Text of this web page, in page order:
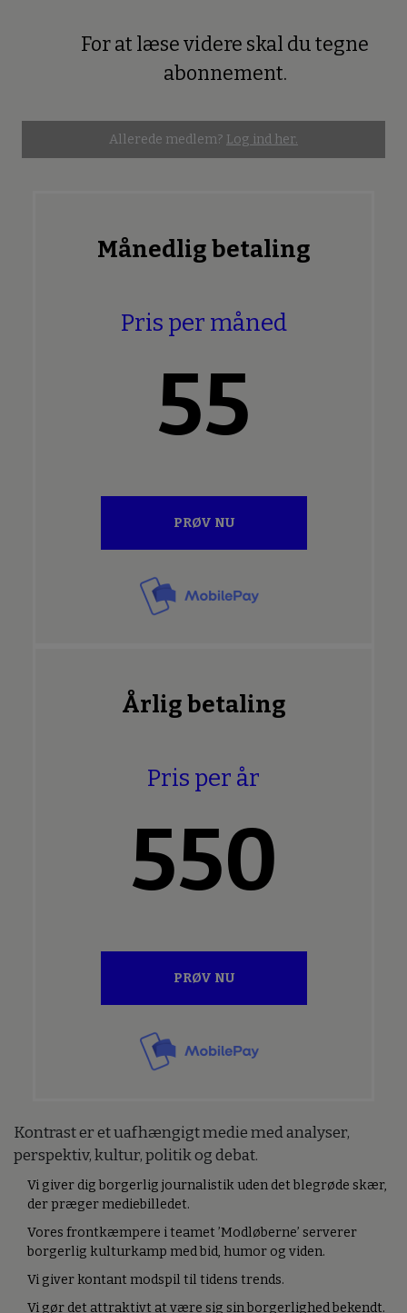
For at læse videre skal du tegne
abonnement.
Allerede medlem? Log ind her.
Månedlig betaling
Pris per måned
55
PRØV NU
Årlig betaling
Pris per år
550
PRØV NU
Kontrast er et uafhængigt medie med analyser,
perspektiv, kultur, politik og debat.
Vi giver dig borgerlig journalistik uden det blegrøde skær,
der præger mediebilledet.
Vores frontkæmpere i teamet ’Modløberne’ serverer
borgerlig kulturkamp med bid, humor og viden.
Vi giver kontant modspil til tidens trends.
Vi gør det attraktivt at være sig sin borgerlighed bekendt.